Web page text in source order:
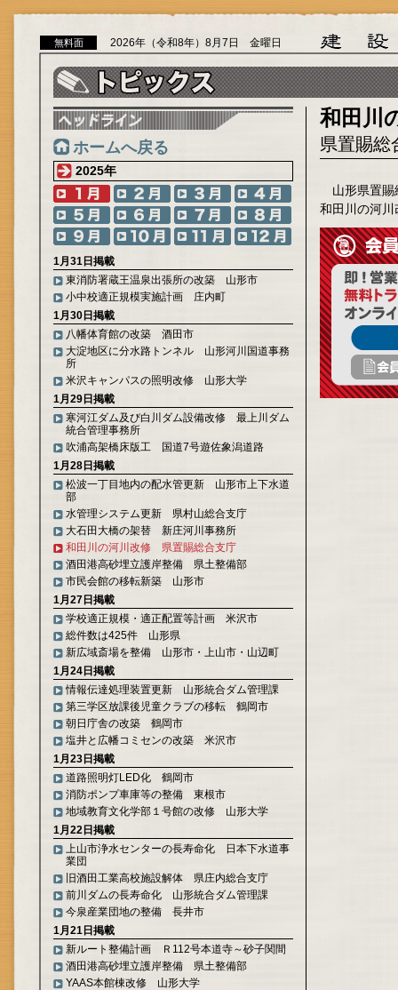
無料面 2026年（令和8年）8月7日 金曜日
ホームへ戻る
2025年
1月31日掲載
東消防署蔵王温泉出張所の改築 山形市
小中校適正規模実施計画 庄内町
1月30日掲載
八幡体育館の改築 酒田市
大淀地区に分水路トンネル 山形河川国道事務
所
米沢キャンパスの照明改修 山形大学
1月29日掲載
寒河江ダム及び白川ダム設備改修 最上川ダム
統合管理事務所
吹浦高架橋床版工 国道7号遊佐象潟道路
1月28日掲載
松波一丁目地内の配水管更新 山形市上下水道
部
水管理システム更新 県村山総合支庁
大石田大橋の架替 新庄河川事務所
和田川の河川改修 県置賜総合支庁
酒田港高砂埋立護岸整備 県土整備部
市民会館の移転新築 山形市
1月27日掲載
学校適正規模・適正配置等計画 米沢市
総件数は425件 山形県
新広域斎場を整備 山形市・上山市・山辺町
1月24日掲載
情報伝達処理装置更新 山形統合ダム管理課
第三学区放課後児童クラブの移転 鶴岡市
朝日庁舎の改築 鶴岡市
塩井と広幡コミセンの改築 米沢市
1月23日掲載
道路照明灯LED化 鶴岡市
消防ポンプ車庫等の整備 東根市
地域教育文化学部１号館の改修 山形大学
1月22日掲載
上山市浄水センターの長寿命化 日本下水道事
業団
旧酒田工業高校施設解体 県庄内総合支庁
前川ダムの長寿命化 山形統合ダム管理課
今泉産業団地の整備 長井市
1月21日掲載
新ルート整備計画 Ｒ112号本道寺～砂子関間
酒田港高砂埋立護岸整備 県土整備部
YAAS本館棟改修 山形大学
和田川
県置賜総
山形県置賜
和田川の河